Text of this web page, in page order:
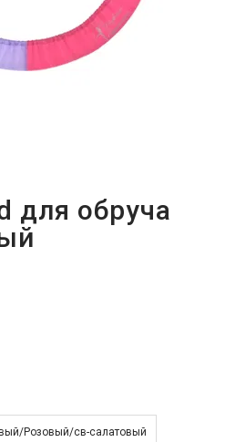
для обруча
Розовый/св-салатовый